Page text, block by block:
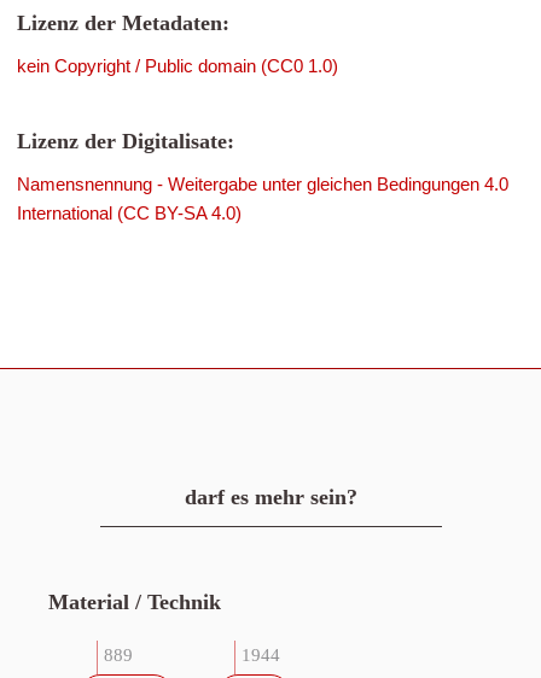
Lizenz der Metadaten:
kein Copyright / Public domain (CC0 1.0)
Lizenz der Digitalisate:
Namensnennung - Weitergabe unter gleichen Bedingungen 4.0
International (CC BY-SA 4.0)
darf es mehr sein?
Material / Technik
889 1944